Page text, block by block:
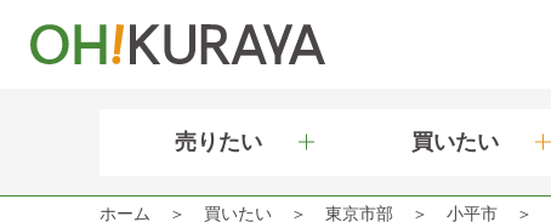
売りたい 買いたい
ホーム 買いたい 東京市部 小平市